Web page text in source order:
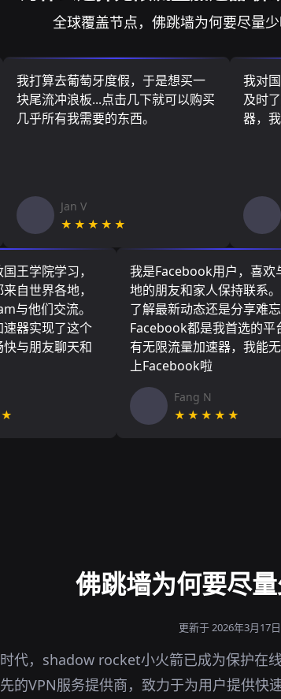
全球覆盖节点，佛跳墙为何要尽量
我打算去葡萄牙度假，于是想买一
块尾流冲浪板...点击几下就可以购买
几乎所有我需要的东西。
Jan V
★★★★★
我对
及时
器，
王学院学习，
自世界各地，
与他们交流。
器实现了这个
与朋友聊天和
我是Facebook用户，喜欢
地的朋友和家人保持联系
了解最新动态还是分享难忘
Facebook都是我首选的平
有无限流量加速器，我能
上Facebook啦
Fang N
★★★★★
佛跳墙为何要尽
更新于 2026年3月17日
代，shadow rocket小火箭已成为保护在
的VPN服务提供商，致力于为用户提供快